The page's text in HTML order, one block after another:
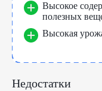
Высокое
полезных
Высокая
Недостатки